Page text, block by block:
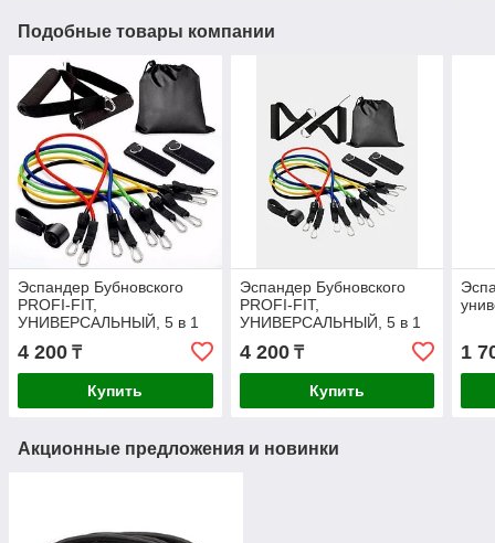
Подобные товары компании
Эспандер Бубновского
PROFI-FIT,
УНИВЕРСАЛЬНЫЙ, 5 в 1
4 200 ₸
Купить
Эспандер Бубновского
PROFI-FIT,
УНИВЕРСАЛЬНЫЙ, 5 в 1
4 200₸
Купить
1
Акционные предложения и новинки